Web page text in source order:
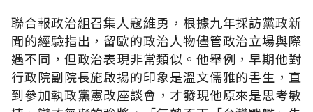
聯合報政治組召集人寇維勇，根據九年採訪黨政新
聞的經驗指出，留歐的政治人物儘管政治立場與際
遇不同，但政治表現非常類似。他舉例，早期他對
行政院副院長施啟揚的印象是溫文儒雅的書生，直
到參加執政黨憲改座談會，才發現他原來是思考敏